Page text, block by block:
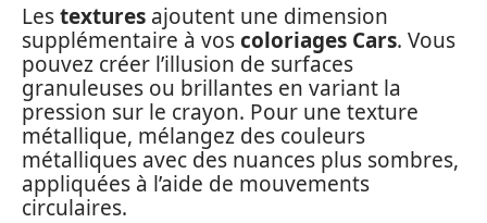
Lestextures ajoutent une dimension
supplémentaire à voscoloriages Cars. Vous
pouvez créer l’illusion de surfaces
granuleuses ou brillantes en variant la
pression sur le crayon. Pour une texture
métallique, mélangez des couleurs
métalliques avec des nuances plus sombres,
appliquées à l’aide de mouvements
circulaires.